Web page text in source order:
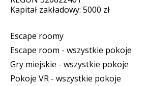
Kapitał zakładowy: 5000 zł
Escape roomy
Escape room - wszystkie pokoje
Gry miejskie - wszystkie pokoje
Pokoje VR - wszystkie pokoje